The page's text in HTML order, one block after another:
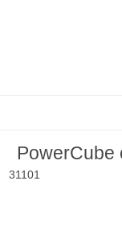
PowerCube
31101